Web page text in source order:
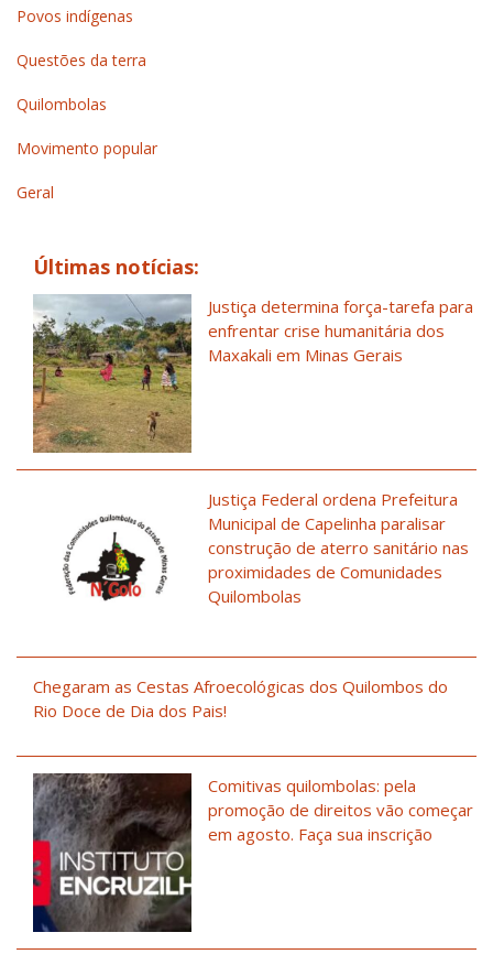
Povos indígenas
Questões da terra
Quilombolas
Movimento popular
Geral
Últimas notícias:
Justiça determina força-tarefa para
enfrentar crise humanitária dos
Maxakali em Minas Gerais
Justiça Federal ordena Prefeitura
Municipal de Capelinha paralisar
construção de aterro sanitário nas
proximidades de Comunidades
Quilombolas
Chegaram as Cestas Afroecológicas dos Quilombos do
Rio Doce de Dia dos Pais!
Comitivas quilombolas: pela
promoção de direitos vão começar
em agosto. Faça sua inscrição